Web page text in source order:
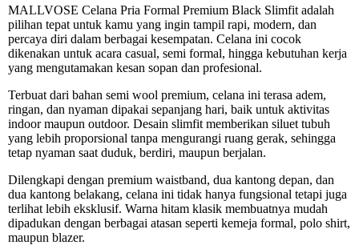
MALLVOSE Celana Pria Formal Premium Black Slimfit adalah
pilihan tepat untuk kamu yang ingin tampil rapi, modern, dan
percaya diri dalam berbagai kesempatan. Celana ini cocok
dikenakan untuk acara casual, semi formal, hingga kebutuhan kerja
yang mengutamakan kesan sopan dan profesional.
Terbuat dari bahan semi wool premium, celana ini terasa adem,
ringan, dan nyaman dipakai sepanjang hari, baik untuk aktivitas
indoor maupun outdoor. Desain slimfit memberikan siluet tubuh
yang lebih proporsional tanpa mengurangi ruang gerak, sehingga
tetap nyaman saat duduk, berdiri, maupun berjalan.
Dilengkapi dengan premium waistband, dua kantong depan, dan
dua kantong belakang, celana ini tidak hanya fungsional tetapi juga
terlihat lebih eksklusif. Warna hitam klasik membuatnya mudah
dipadukan dengan berbagai atasan seperti kemeja formal, polo shirt,
maupun blazer.